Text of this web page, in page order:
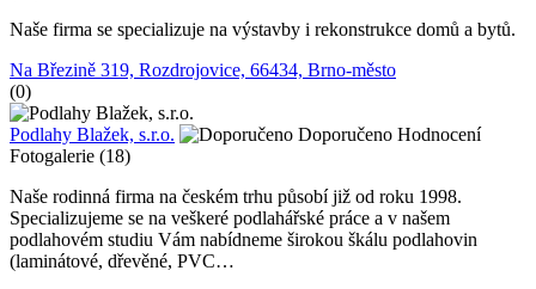
Naše firma se specializuje na výstavby i rekonstrukce domů a bytů.
Na Březině 319, Rozdrojovice, 66434, Brno-město
(0)
Podlahy Blažek, s.r.o. Doporučeno Hodnocení
Fotogalerie (18)
Naše rodinná firma na českém trhu působí již od roku 1998.
Specializujeme se na veškeré podlahářské práce a v našem
podlahovém studiu Vám nabídneme širokou škálu podlahovin
(laminátové, dřevěné, PVC…